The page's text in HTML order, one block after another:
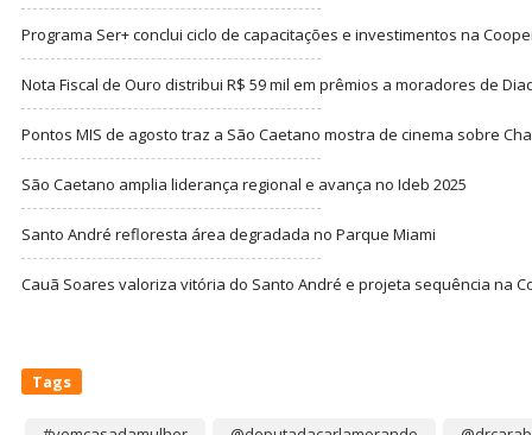
Programa Ser+ conclui ciclo de capacitações e investimentos na
Nota Fiscal de Ouro distribui R$ 59 mil em prêmios a moradores de
Pontos MIS de agosto traz a São Caetano mostra de cinema sobre
São Caetano amplia liderança regional e avança no Ideb 2025
Santo André refloresta área degradada no Parque Miami
Cauã Soares valoriza vitória do Santo André e projeta sequência na
Tags